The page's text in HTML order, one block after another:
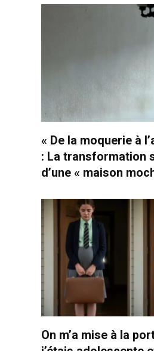
« De la moquerie à
: La transformation
d’une « maison
On m’a mise à la